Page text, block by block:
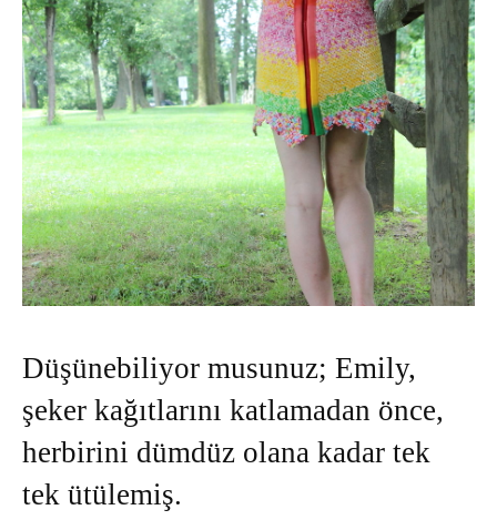
Düşünebiliyor musunuz; Emily,
şeker kağıtlarını katlamadan önce,
herbirini dümdüz olana kadar tek
tek ütülemiş.